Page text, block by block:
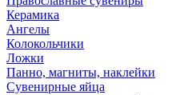
Керамика
Ангелы
Колокольчики
Ложки
Панно, магниты, наклейки
Сувенирные яйца